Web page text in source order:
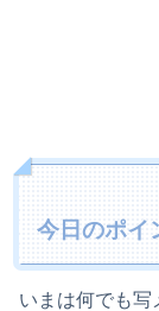
今日のポイ
いまは何でも